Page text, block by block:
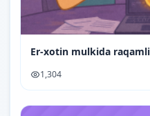
Er-xotin mulkida
1,304